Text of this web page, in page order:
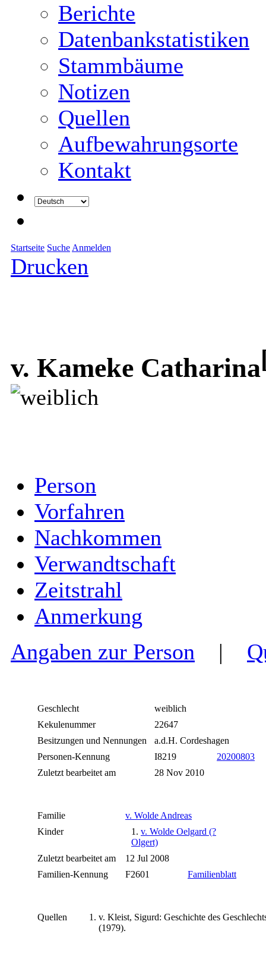
Berichte
Datenbankstatistiken
Stammbäume
Notizen
Quellen
Aufbewahrungsorte
Kontakt
Startseite Suche Anmelden
Drucken
v. Kameke Catharina
Person
Vorfahren
Nachkommen
Verwandtschaft
Zeitstrahl
Anmerkung
Angaben zur Person |
Geschlecht
weiblich
Kekulenummer
22647
Besitzungen und Nennungen
a.d.H. Cordeshagen
Personen-Kennung
I8219
20200803
Zuletzt bearbeitet am
28 Nov 2010
Familie
v. Wolde Andreas
Kinder
1. v. Wolde Oelgard (?
Olgert)
Zuletzt bearbeitet am
12 Jul 2008
Familien-Kennung
F2601 Familienblatt
Quellen
v. Kleist, Sigurd: Geschichte des
(1979).